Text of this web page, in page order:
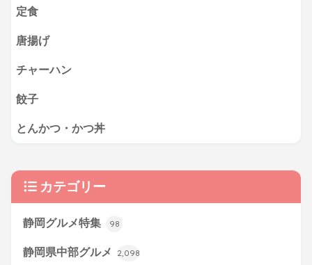
定食
唐揚げ
チャーハン
餃子
とんかつ・かつ丼
カテゴリー
静岡グルメ特集 98
静岡県中部グルメ 2,098